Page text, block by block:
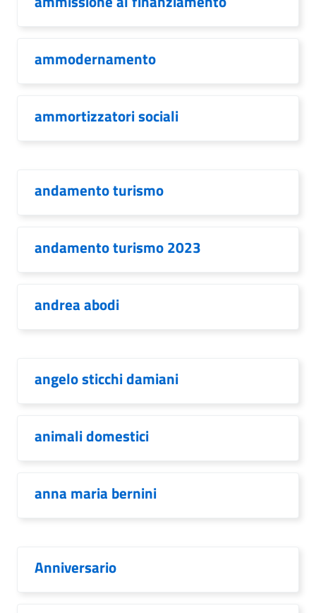
ammodernamento
ammortizzatori sociali
andamento turismo
andamento turismo 2023
andrea abodi
angelo sticchi damiani
animali domestici
anna maria bernini
Anniversario